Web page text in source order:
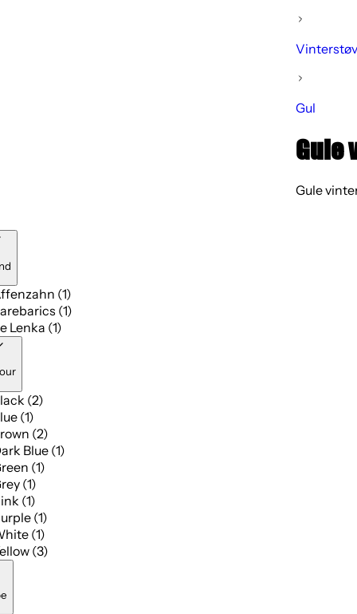
Gul
Gule
Gule
(1)
(1)
Lenka (1)
(2)
(1)
(2)
Blue (1)
(1)
(1)
(1)
(1)
(1)
(3)